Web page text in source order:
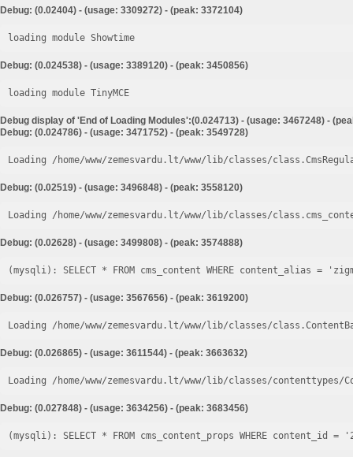
Debug: (0.02404) - (usage: 3309272) - (peak: 3372104)
loading module Showtime
Debug: (0.024538) - (usage: 3389120) - (peak: 3450856)
loading module TinyMCE
Debug display of 'End of Loading Modules':(0.024713) - (usage: 3467248) -
Debug: (0.024786) - (usage: 3471752) - (peak: 3549728)
Loading /home/www/zemesvardu.lt/www/lib/classes/
Debug: (0.02519) - (usage: 3496848) - (peak: 3558120)
Loading /home/www/zemesvardu.lt/www/lib/classes/
Debug: (0.02628) - (usage: 3499808) - (peak: 3574888)
Debug: (0.026757) - (usage: 3567656) - (peak: 3619200)
Loading /home/www/zemesvardu.lt/www/lib/classes/
Debug: (0.026865) - (usage: 3611544) - (peak: 3663632)
Loading /home/www/zemesvardu.lt/www/lib/classes/
Debug: (0.027848) - (usage: 3634256) - (peak: 3683456)